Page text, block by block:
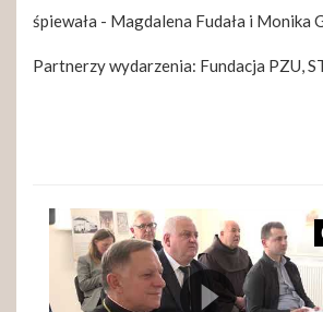
śpiewała - Magdalena Fudała i Monika
Partnerzy wydarzenia: Fundacja PZU,